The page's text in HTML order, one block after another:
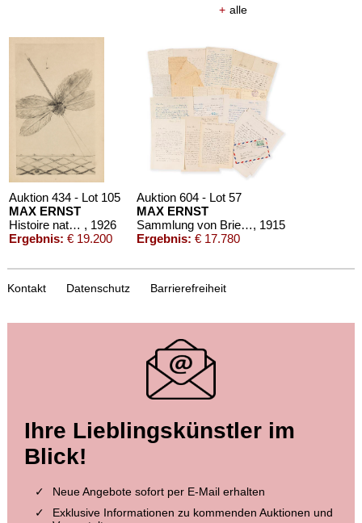
Auktion 610 - Lot 426000315
MARC CHAGALL
Le Coq rouge
Schätzpreis:
Auktion 610 - Lot 426000372
Reisebilder, 1919
Auktion 610 - Lot 426000322 Auktion 610 - Lot 426000326
+ alle
Auktion 434 - Lot 105
MAX ERNST
Histoire naturelle , 1926
Ergebnis: € 19.200
Auktion 604 - Lot 57
MAX ERNST
Sammlung von Briefen und Postkarten, 1915
Ergebnis: € 17.780
Auktion 426 - Lot 128
MAX ERNST
Ergebnis:€ 15.000
Auktion 516 - Lot 81
MAX ERNST
Festin
Kontakt Datenschutz Barrierefreiheit
Ihre Lieblingskünstler im
Blick!
Neue Angebote sofort per E-Mail erhalten
Exklusive Informationen zu kommenden Auktionen und